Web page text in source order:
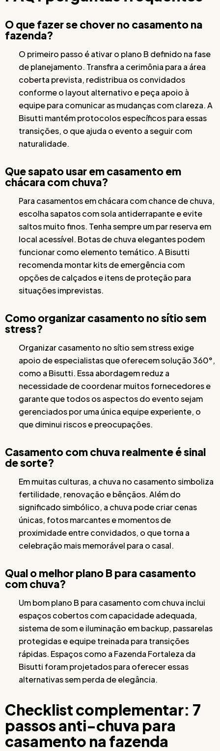
O que fazer se chover no casamento na
fazenda?
O primeiro passo é ativar o plano B definido na fase
de planejamento. Transfira a cerimônia para a área
coberta prevista, redistribua os convidados
conforme o layout alternativo e peça apoio à
equipe para comunicar as mudanças com clareza. A
Bisutti mantém protocolos específicos para essas
transições, o que ajuda o evento a seguir com
naturalidade.
Que sapato usar em casamento em
chácara com chuva?
Para casamentos em chácara com chance de chuva,
escolha sapatos com sola antiderrapante e evite
saltos muito finos. Tenha sempre um par reserva em
local acessível. Botas de chuva elegantes podem
funcionar como elemento temático. A Bisutti
recomenda montar kits de emergência com
opções de calçados e itens de proteção para
situações imprevistas.
Como organizar casamento no sítio sem
stress?
Organizar casamento no sítio sem stress exige
apoio de especialistas que oferecem solução 360°,
como a Bisutti. Essa abordagem reduz a
necessidade de coordenar muitos fornecedores e
garante que todos os aspectos do evento sejam
gerenciados por uma única equipe experiente, o
que diminui riscos e preocupações.
Casamento com chuva realmente é sinal
de sorte?
Em muitas culturas, a chuva no casamento simboliza
fertilidade, renovação e bênçãos. Além do
significado simbólico, a chuva pode criar cenas
únicas, fotos marcantes e momentos de
proximidade entre convidados, o que torna a
celebração mais memorável para o casal.
Qual o melhor plano B para casamento
com chuva?
Um bom plano B para casamento com chuva inclui
espaços cobertos com capacidade adequada,
sistema de som e iluminação em backup, passarelas
protegidas e equipe treinada para transições
rápidas. Espaços como a Fazenda Fortaleza da
Bisutti foram projetados para oferecer essas
alternativas sem perda de elegância.
Checklist complementar: 7
passos anti-chuva para
casamento na fazenda